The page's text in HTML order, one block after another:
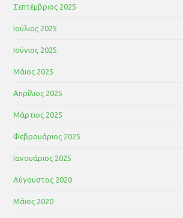
Σεπτέμβριος 2025
Ιούλιος 2025
Ιούνιος 2025
Μάιος 2025
Απρίλιος 2025
Μάρτιος 2025
Φεβρουάριος 2025
Ιανουάριος 2025
Αύγουστος 2020
Μάιος 2020